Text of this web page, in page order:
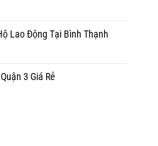
Lao Động Tại Bình Thạnh
3 Giá Rẻ